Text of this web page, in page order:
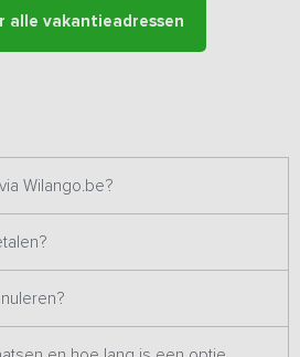
leent zich voor leuke uitstapjes,
is zowel voor kleine als
en staat daarom twee keer op ons
vakantieadres met dezelfde
alle vakantieadressen
Wilango.be?